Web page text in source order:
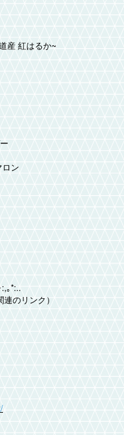
産 紅はるか~
ン
｡*:..
連のリンク）